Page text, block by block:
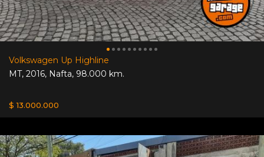
Volkswagen Up Highline
MT, 2016, Nafta, 98.000 km.
$ 13.000.000